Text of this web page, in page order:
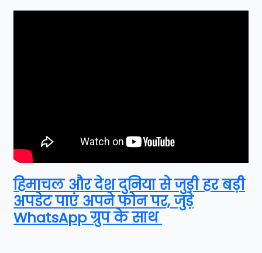
हिमाचल और देश दुनिया से जुड़ी हर बड़ी
अपडेट पाएं अपने फोन पर, जुड़े
WhatsApp ग्रुप के साथ